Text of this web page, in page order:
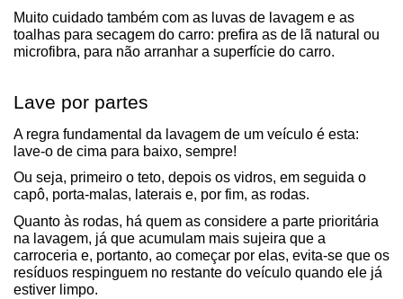
Muito cuidado também com as luvas de lavagem e as
toalhas para secagem do carro: prefira as de lã natural ou
microfibra, para não arranhar a superfície do carro.
Lave por partes
A regra fundamental da lavagem de um veículo é esta:
lave-o de cima para baixo, sempre!
Ou seja, primeiro o teto, depois os vidros, em seguida o
capô, porta-malas, laterais e, por fim, as rodas.
Quanto às rodas, há quem as considere a parte prioritária
na lavagem, já que acumulam mais sujeira que a
carroceria e, portanto, ao começar por elas, evita-se que os
resíduos respinguem no restante do veículo quando ele já
estiver limpo.